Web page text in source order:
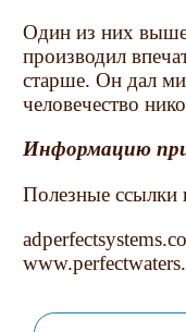
Один из них
производил
старше. Он дал
человечество
Информацию
Полезные ссылки